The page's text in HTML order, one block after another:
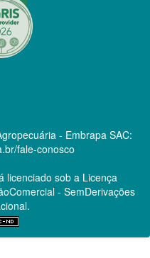
- Embrapa SAC:
fale-conosco
licenciado sob a Licença
- SemDerivações